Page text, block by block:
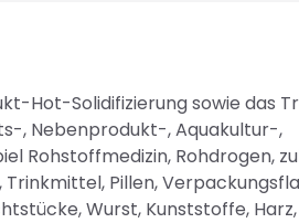
Hot-Solidifizierung sowie das
, Nebenprodukt-, Aquakultur-,
Rohstoffmedizin, Rohdrogen,
Pillen,
Wurst, Kunststoffe,